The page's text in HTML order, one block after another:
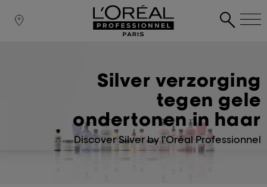
Silver verzorging
tegen gele
ondertonen in haar
Discover Silver by l'Oréal Professionnel